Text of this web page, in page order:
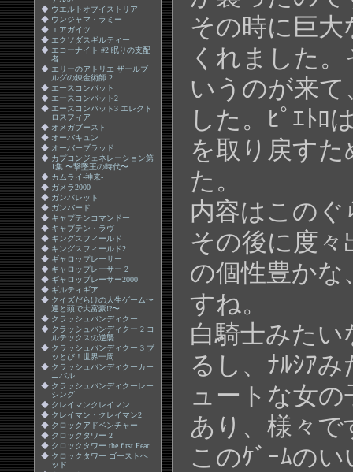
◆ ウエルトオブイストリア
◆ ウンジャマ・ラミー
◆ エアガイツ
◆ エクソダスギルティー
◆ エコーナイト #2 眠りの支配
者
◆ エリーのアトリエ ザールブ
ルグの錬金術師 2
◆ エースコンバット
◆ エースコンバット2
◆ エースコンバット3 エレクト
ロスフィア
◆ オメガブースト
◆ オーバキュン
◆ オーバーブラッド
◆ カプコンジェネレーション第
1集 〜撃墜王の時代〜
◆ カムライ-神来-
◆ ガメラ2000
◆ ガンバレット
◆ ガンバード
◆ キャプテンコマンドー
◆ キャプテン・ラヴ
◆ キングスフィールド
◆ キングスフィールド2
◆ ギャロップレーサー
◆ ギャロップレーサー 2
◆ ギャロップレーサー2000
◆ ギルティギア
◆ クイズだらけの人生ゲーム〜
運と頭で大富豪!?〜
◆ クラッシュバンディクー
◆ クラッシュバンディクー 2 コ
ルテックスの逆襲
◆ クラッシュバンディクー 3 ブ
ッとび！世界一周
◆ クラッシュバンディクーカー
ニバル
◆ クラッシュバンディクーレー
シング
◆ クレイマンクレイマン
◆ クレイマン・クレイマン2
◆ クロックアドベンチャー
◆ クロックタワー 2
◆ クロックタワー the first Fear
◆ クロックタワー ゴーストヘ
ッド
その時に巨
くれました。
いうのが来
した。ﾋﾟｴﾄﾛ
を取り戻す
た。
内容はこの
その後に度
の個性豊か
すね。
白騎士みた
るし、ﾅﾙｼｱ
ュートな女
あり、様々で
このｹﾞｰﾑの